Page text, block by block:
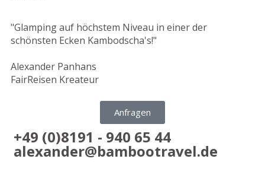
"Glamping auf höchstem Niveau in einer der
schönsten Ecken Kambodscha's!"
Alexander Panhans
FairReisen Kreateur
Anfragen
+49 (0)8191 - 940 65 44
alexander@bambootravel.de